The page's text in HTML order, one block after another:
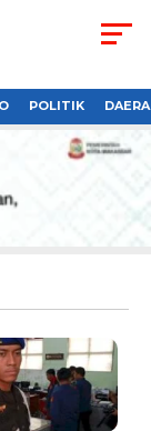
POLITIK